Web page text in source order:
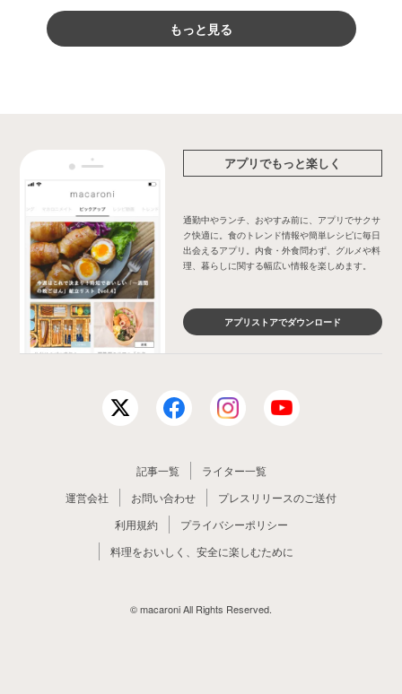
もっと見る
アプリでもっと楽しく
通勤中やランチ、おやすみ前に、アプリでサクサ
ク快適に。食のトレンド情報や簡単レシピに毎日
出会えるアプリ。内食・外食問わず、グルメや料
理、暮らしに関する幅広い情報を楽しめます。
アプリストアでダウンロード
記事一覧
ライター一覧
運営会社
お問い合わせ
プレスリリースのご送付
利用規約
プライバシーポリシー
料理をおいしく、安全に楽しむために
© macaroni All Rights Reserved.